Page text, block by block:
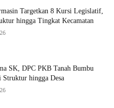
Targetkan 8 Kursi Legislatif,
hingga Tingkat Kecamatan
SK, DPC PKB Tanah Bumbu
Struktur hingga Desa